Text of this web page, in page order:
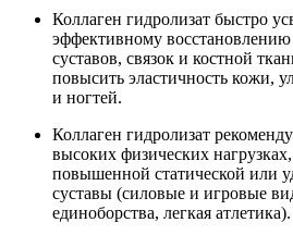
Коллаген гидролизат быстро
эффективному
суставов, связок и костной
повысить эластичность кожи,
и ногтей.
Коллаген гидролизат
высоких физических
повышенной статической или
суставы (силовые и игровые
единоборства, легкая атлетика).